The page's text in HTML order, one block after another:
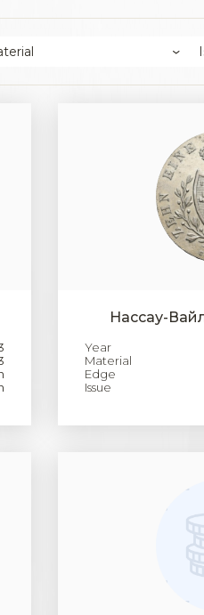
Нассау-
Year
Material
Edge
Issue